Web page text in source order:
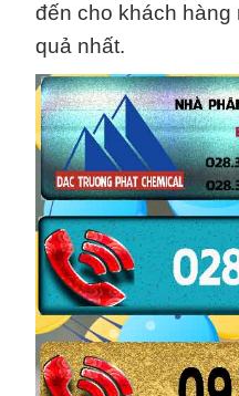
đến cho khách hàng
quả nhất.